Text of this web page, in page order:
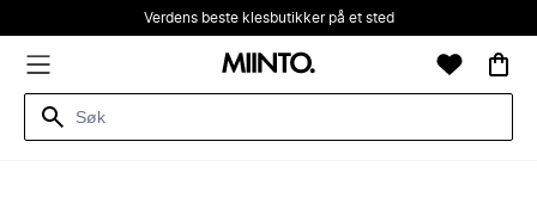
Verdens beste klesbutikker på et sted